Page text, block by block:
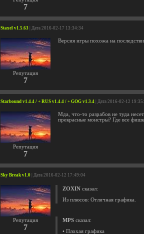
7
Staxel v1.5.63 | Дата 2016-02-17 13:34:34
Репутация
7
Версия игры похожа на
Starbound v1.4.4 / + RUS v1.4.4 / + GOG v1.3.4 | Дата 2016-02-12
Репутация
7
Мда, что-то разрабов не туда
прекрасные монстры? Где все
Sky Break v1.0 | Дата 2016-02-12 17:49:04
Репутация
7
ZOXIN сказал:
Из плюсов: Отличная графика.
MPS сказал:
• Плохая графика